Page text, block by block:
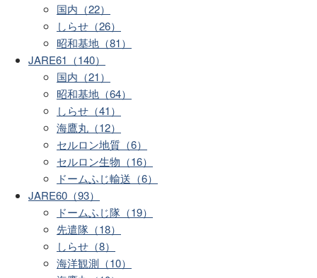
国内（22）
しらせ（26）
昭和基地（81）
JARE61（140）
国内（21）
昭和基地（64）
しらせ（41）
海鷹丸（12）
セルロン地質（6）
セルロン生物（16）
ドームふじ輸送（6）
JARE60（93）
ドームふじ隊（19）
先遣隊（18）
しらせ（8）
海洋観測（10）